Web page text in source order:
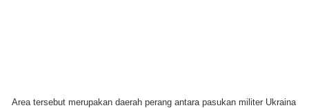
Area tersebut merupakan daerah perang antara pasukan militer Ukraina